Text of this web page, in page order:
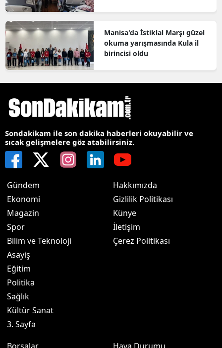
Manisa'da İstiklal Marşı güzel
okuma yarışmasında Kula il
birincisi oldu
Sondakikam ile son dakika haberleri okuyabilir ve
sıcak gelişmelere göz atabilirsiniz.
Gündem
Ekonomi
Magazin
Spor
Bilim ve Teknoloji
Asayiş
Eğitim
Politika
Sağlık
Kültür Sanat
3. Sayfa
Hakkımızda
Gizlilik Politikası
Künye
İletişim
Çerez Politikası